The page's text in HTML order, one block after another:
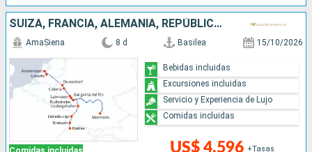
SUIZA, FRANCIA, ALEMANIA, REPÚBLICA DOMINICANA, PAISES BAJOS
AmaSiena 8 d Basilea 15/10/2026
US$ 4,596 +Tasas
Bebidas incluidas
Excursiones incluidas
Servicio y Experiencia de Lujo
Comidas incluidas